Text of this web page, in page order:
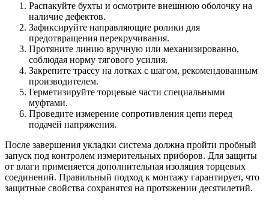
Распакуйте бухты и осмотрите внешнюю оболочку на
наличие дефектов.
Зафиксируйте направляющие ролики для
предотвращения перекручивания.
Протяните линию вручную или механизированно,
соблюдая норму тягового усилия.
Закрепите трассу на лотках с шагом, рекомендованным
производителем.
Герметизируйте торцевые части специальными
муфтами.
Проведите измерение сопротивления цепи перед
подачей напряжения.
После завершения укладки система должна пройти пробный
запуск под контролем измерительных приборов. Для защиты
от влаги применяется дополнительная изоляция торцевых
соединений. Правильный подход к монтажу гарантирует, что
защитные свойства сохранятся на протяжении десятилетий.